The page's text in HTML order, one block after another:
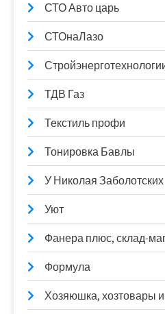
СТО Авто царь
СТОнаЛазо
ТДВ Газ
Текстиль профи
Тонировка Бавлы
У Николая Заболотских
Уют
Фанера плюс, склад-
Формула
Хозяюшка, хозтовары